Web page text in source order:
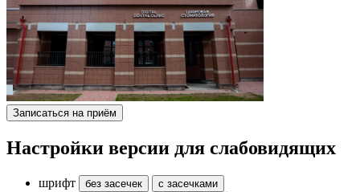
Записаться на приём
Настройки версии для слабовидящих
шрифт без засечек с засечками